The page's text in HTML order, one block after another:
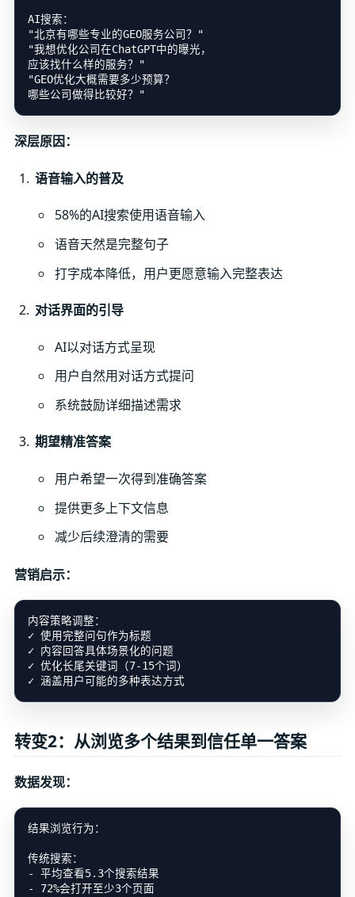
AI搜索：
"北京有哪些专业的GEO服务公司？"
"我想优化公司在ChatGPT中的曝光，
应该找什么样的服务？"
"GEO优化大概需要多少预算？
深层原因：
语音输入的普及
58%的AI搜索使用语音输入
语音天然是完整句子
打字成本降低，用户更愿意输入完整表达
对话界面的引导
AI以对话方式呈现
用户自然用对话方式提问
系统鼓励详细描述需求
期望精准答案
用户希望一次得到准确答案
提供更多上下文信息
减少后续澄清的需要
营销启示：
内容策略调整：
✓ 使用完整问句作为标题
✓ 内容回答具体场景化的问题
✓ 优化长尾关键词（7-15个词）
转变2：从浏览多个结果到信任单一答案
数据发现：
结果浏览行为：
传统搜索：
- 平均查看5.3个搜索结果
- 72%会打开至少3个页面